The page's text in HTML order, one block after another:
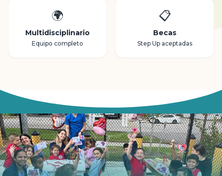
🌍
Multidisciplinario
Equipo completo
📋
Becas
Step Up aceptadas